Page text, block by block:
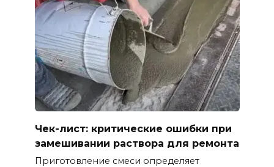
Чек-лист: критические ошибки при
замешивании раствора для ремонта
Приготовление смеси определяет